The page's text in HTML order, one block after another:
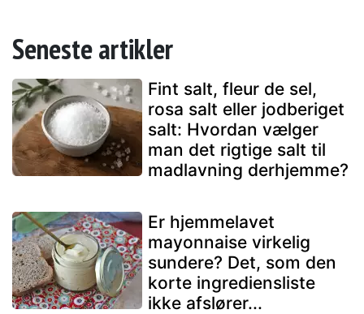
Seneste artikler
Fint salt, fleur de sel,
rosa salt eller jodberiget
salt: Hvordan vælger
man det rigtige salt til
madlavning derhjemme?
Er hjemmelavet
mayonnaise virkelig
sundere? Det, som den
korte ingrediensliste
ikke afslører...